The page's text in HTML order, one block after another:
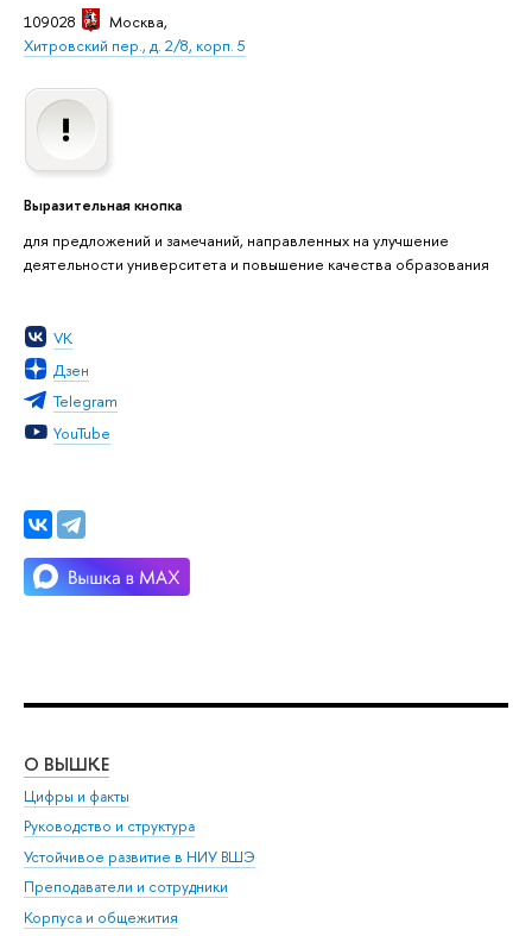
109028
Москва,
Хитровский пер., д. 2/8, корп. 5
Выразительная кнопка
для предложений и замечаний, направленных на улучшение
деятельности университета и повышение качества образования
VK
Дзен
Telegram
YouTube
О ВЫШКЕ
Цифры и факты
Руководство и структура
Устойчивое развитие в НИУ ВШЭ
Преподаватели и сотрудники
Корпуса и общежития